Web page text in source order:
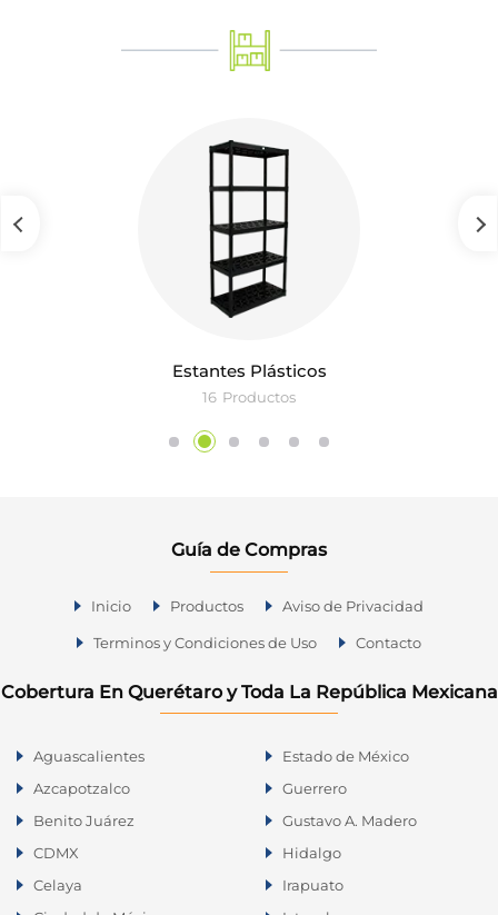
Estantes Plásticos
16 Productos
Guía de Compras
Inicio Productos Aviso de Privacidad
Terminos y Condiciones de Uso Contacto
Cobertura En Querétaro y Toda La República Mexicana
Aguascalientes
Azcapotzalco
Benito Juárez
CDMX
Celaya
Estado de México
Guerrero
Gustavo A. Madero
Hidalgo
Irapuato